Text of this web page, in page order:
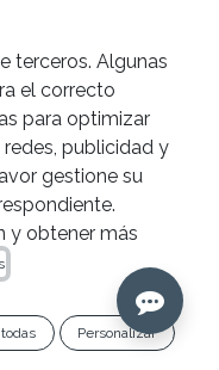
de
al carrito
terceros. Algunas
el correcto
para optimizar
publicidad y
gestione su
y obtener más
Personalizar